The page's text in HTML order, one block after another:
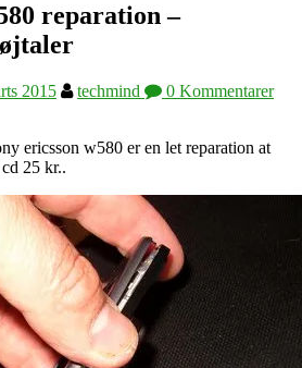
reparation –
2015 techmind
0 Kommentarer
ericsson w580 er en let reparation at
25 kr..